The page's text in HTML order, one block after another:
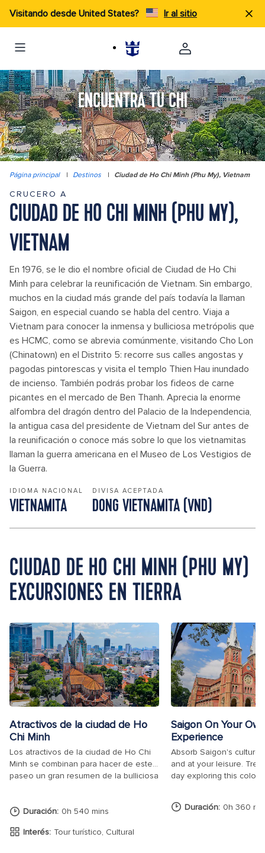
Visitando desde United States? Ir al sitio
ENCUENTRA TU CHI
Página principal | Destinos | Ciudad de Ho Chi Minh (Phu My), Vietnam
CRUCERO A
CIUDAD DE HO CHI MINH (PHU MY),
VIETNAM
En 1976, se le dio el nombre oficial de Ciudad de Ho Chi
Minh para celebrar la reunificación de Vietnam. Sin embargo,
muchos en la ciudad más grande del país todavía la llaman
Saigon, en especial cuando se habla del centro. Viaja a
Vietnam para conocer la inmensa y bulliciosa metrópolis que
es HCMC, como se abrevia comúnmente, visitando Cho Lon
(Chinatown) en el Distrito 5: recorre sus calles angostas y
pagodas pintorescas y visita el templo Thien Hau inundado
de incienso. También podrás probar los fideos de carne
picantes en el mercado de Ben Thanh. Aprecia la enorme
alfombra del dragón dentro del Palacio de la Independencia,
la antigua casa del presidente de Vietnam del Sur antes de
la reunificación o conoce más sobre lo que los vietnamitas
llaman la guerra americana en el Museo de Los Vestigios de
la Guerra.
IDIOMA NACIONAL
VIETNAMITA
DIVISA ACEPTADA
DONG VIETNAMITA (VND)
CIUDAD DE HO CHI MINH (PHU MY)
EXCURSIONES EN TIERRA